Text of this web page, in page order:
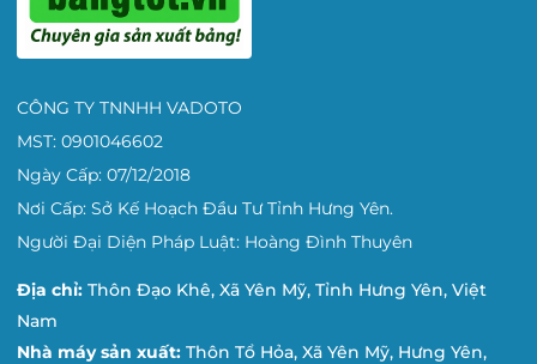
CÔNG TY TNNHH VADOTO
MST: 0901046602
Ngày Cấp: 07/12/2018
Nơi Cấp: Sở Kế Hoạch Đầu Tư Tỉnh Hưng Yên.
Người Đại Diện Pháp Luật: Hoàng Đình Thuyên
Địa chỉ: Thôn Đạo Khê, Xã Yên Mỹ, Tỉnh Hưng Yên, Việt
Nam
Nhà máy sản xuất: Thôn Tổ Hỏa, Xã Yên Mỹ, Hưng Yên,